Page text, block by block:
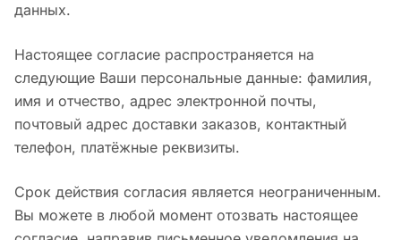
данных.
Настоящее согласие распространяется на
следующие Ваши персональные данные: фамилия,
имя и отчество, адрес электронной почты,
почтовый адрес доставки заказов, контактный
телефон, платёжные реквизиты.
Срок действия согласия является неограниченным.
Вы можете в любой момент отозвать настоящее